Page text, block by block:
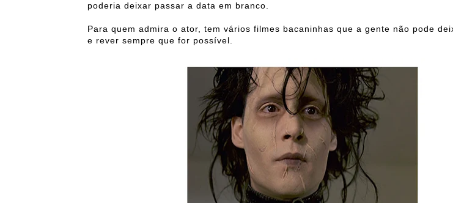
poderia deixar passar a data em branco.
Para quem admira o ator, tem vários filmes bacaninhas que a gente não pode
e rever sempre que for possível.